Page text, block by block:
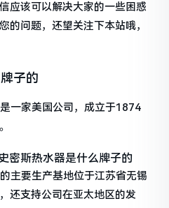
应该可以解决大家的一些困惑
的问题，还望关注下本站哦，
子的
一家美国公司，成立于1874
主要生产基地位于江苏省无锡
还支持公司在亚太地区的发